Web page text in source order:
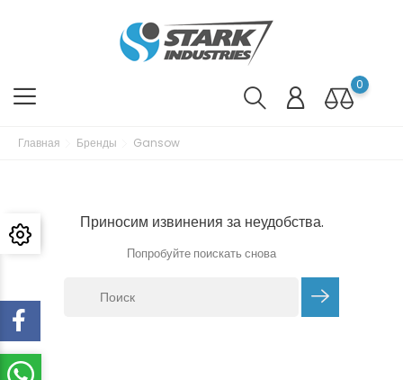
0
Главная Бренды Gansow
Приносим извинения за неудобства.
Попробуйте поискать снова